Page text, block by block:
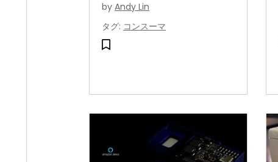
use reference software
and hardware solutions"
by Andy Lin
タグ: コンスーマ